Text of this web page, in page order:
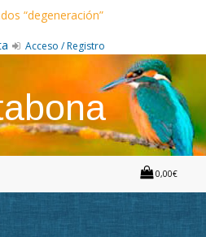
“degeneración”
Acceso / Registro
0,00€